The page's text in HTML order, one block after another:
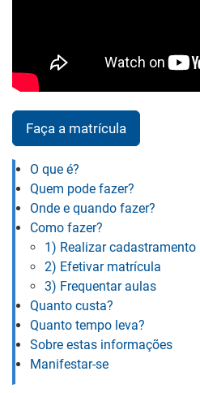
Faça a matrícula
O que é?
Quem pode fazer?
Onde e quando fazer?
Como fazer?
1) Realizar cadastramento
2) Efetivar matrícula
3) Frequentar aulas
Quanto custa?
Quanto tempo leva?
Sobre estas informações
Manifestar-se